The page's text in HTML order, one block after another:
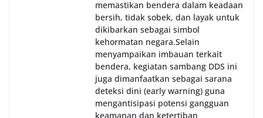
memastikan bendera dalam keadaan
bersih, tidak sobek, dan layak untuk
dikibarkan sebagai simbol
kehormatan negara.‎‎‎Selain
menyampaikan imbauan terkait
bendera, kegiatan sambang DDS ini
juga dimanfaatkan sebagai sarana
deteksi dini (early warning) guna
mengantisipasi potensi gangguan
keamanan dan ketertiban